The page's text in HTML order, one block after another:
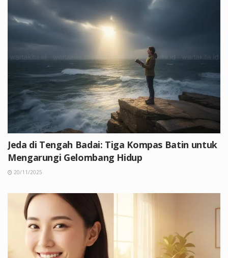
Jeda di Tengah Badai: Tiga Kompas Batin untuk
Mengarungi Gelombang Hidup
20/11/2025